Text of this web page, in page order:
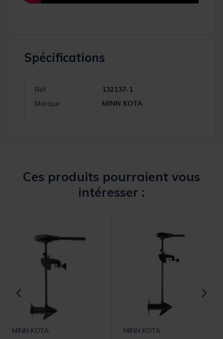
Spécifications
Réf.
132137-1
Marque
MINN KOTA
Ces produits pourraient vous
intéresser :
MINN KOTA MINN KOTA